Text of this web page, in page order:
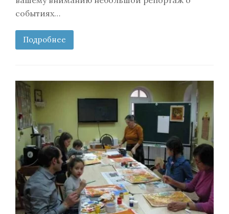
событиях…
Подробнее